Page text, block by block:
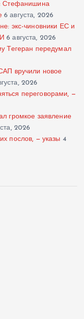
Стефанишина
6 августа, 2026
экс-чиновники ЕС и
6 августа, 2026
Тегеран передумал
вручили новое
2026
переговорами, —
громкое заявление
2026
послов, — указы 4